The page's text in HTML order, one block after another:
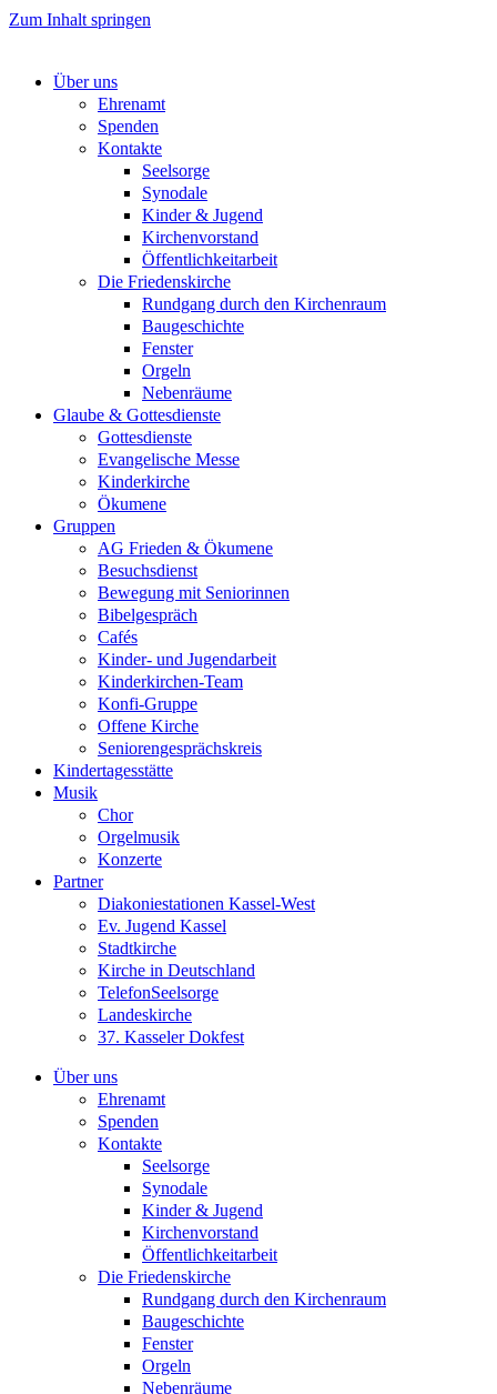
Zum Inhalt springen
Über uns
Ehrenamt
Spenden
Kontakte
Seelsorge
Synodale
Kinder & Jugend
Kirchenvorstand
Öffentlichkeitarbeit
Die Friedenskirche
Rundgang durch den Kirchenraum
Baugeschichte
Fenster
Orgeln
Nebenräume
Glaube & Gottesdienste
Gottesdienste
Evangelische Messe
Kinderkirche
Ökumene
Gruppen
AG Frieden & Ökumene
Besuchsdienst
Bewegung mit Seniorinnen
Bibelgespräch
Cafés
Kinder- und Jugendarbeit
Kinderkirchen-Team
Konfi-Gruppe
Offene Kirche
Seniorengesprächskreis
Kindertagesstätte
Musik
Chor
Orgelmusik
Konzerte
Partner
Diakoniestationen Kassel-West
Ev. Jugend Kassel
Stadtkirche
Kirche in Deutschland
TelefonSeelsorge
Landeskirche
37. Kasseler Dokfest
Über uns
Ehrenamt
Spenden
Kontakte
Seelsorge
Synodale
Kinder & Jugend
Kirchenvorstand
Öffentlichkeitarbeit
Die Friedenskirche
Rundgang durch den Kirchenraum
Baugeschichte
Fenster
Orgeln
Nebenräume